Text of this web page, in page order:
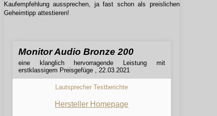
Kaufempfehlung aussprechen, ja fast schon als preislichen
Geheimtipp attestieren!
Monitor Audio Bronze 200
eine klanglich hervorragende Leistung mit
erstklassigem Preisgefüge , 22.03.2021
Lautsprecher Testberichte
Hersteller Homepage